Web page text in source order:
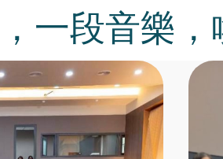
一段音樂